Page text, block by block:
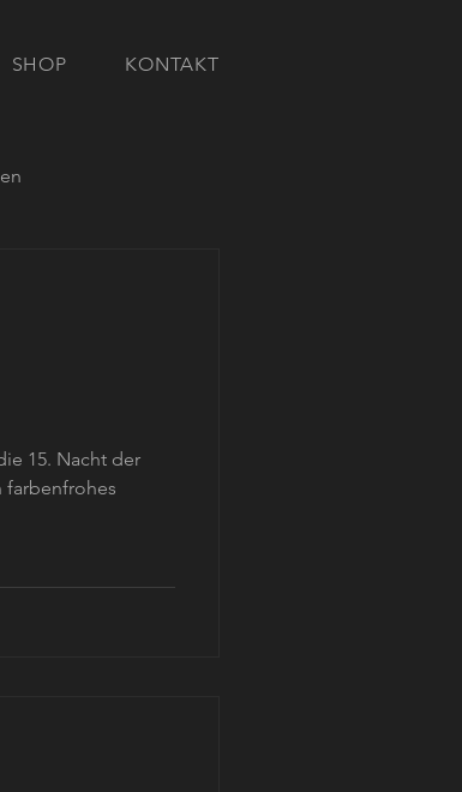
SHOP KONTAKT
15. Nacht der
farbenfrohes